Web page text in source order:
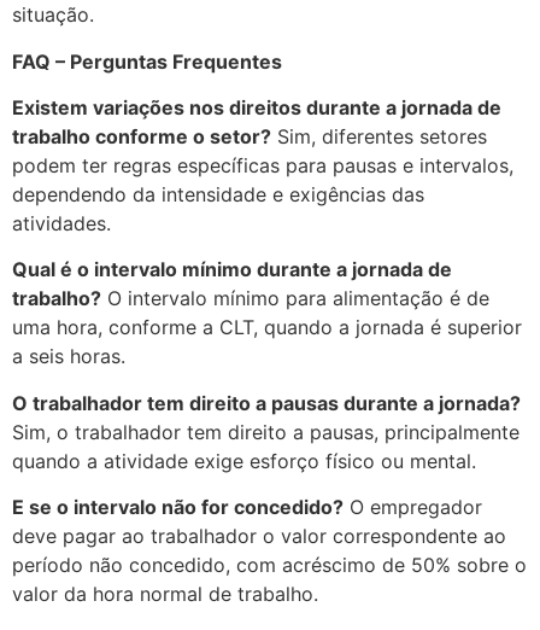
situação.
FAQ – Perguntas Frequentes
Existem variações nos direitos durante a jornada de
trabalho conforme o setor? Sim, diferentes setores
podem ter regras específicas para pausas e intervalos,
dependendo da intensidade e exigências das
atividades.
Qual é o intervalo mínimo durante a jornada de
trabalho? O intervalo mínimo para alimentação é de
uma hora, conforme a CLT, quando a jornada é superior
a seis horas.
O trabalhador tem direito a pausas durante a jornada?
Sim, o trabalhador tem direito a pausas, principalmente
quando a atividade exige esforço físico ou mental.
E se o intervalo não for concedido? O empregador
deve pagar ao trabalhador o valor correspondente ao
período não concedido, com acréscimo de 50% sobre o
valor da hora normal de trabalho.